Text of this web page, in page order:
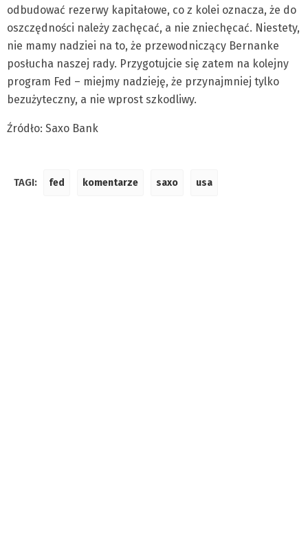
odbudować rezerwy kapitałowe, co z kolei oznacza, że do
oszczędności należy zachęcać, a nie zniechęcać. Niestety,
nie mamy nadziei na to, że przewodniczący Bernanke
posłucha naszej rady. Przygotujcie się zatem na kolejny
program Fed – miejmy nadzieję, że przynajmniej tylko
bezużyteczny, a nie wprost szkodliwy.
Źródło: Saxo Bank
TAGI: fed komentarze saxo usa